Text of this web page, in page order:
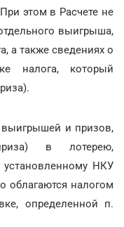
этом в Расчете не
выигрыша,
а также сведениях о
налога, который
и призов,
в лотерею,
НКУ
облагаются налогом
определенной п.